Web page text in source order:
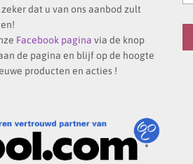
dat u van ons aanbod zult
Facebook pagina via de knop
de pagina en blijf op de hoogte
producten en acties !